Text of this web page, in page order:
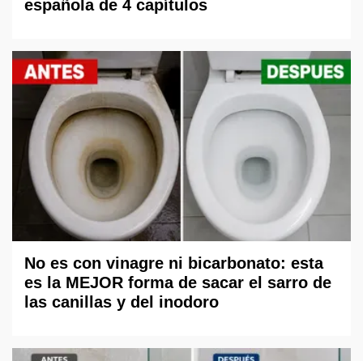
española de 4 capítulos
No es con vinagre ni bicarbonato: esta
es la MEJOR forma de sacar el sarro de
las canillas y del inodoro